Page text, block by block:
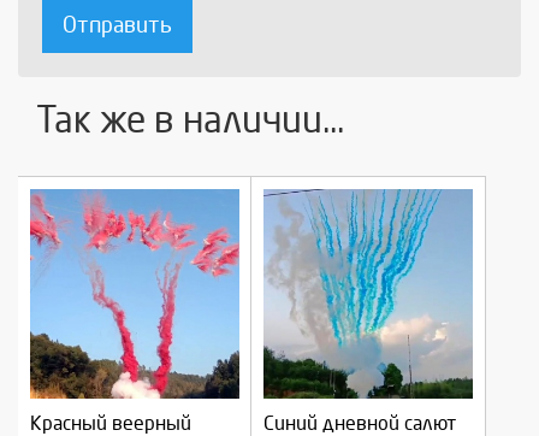
Отправить
Так же в наличии...
Красный веерный
Синий дневной салют